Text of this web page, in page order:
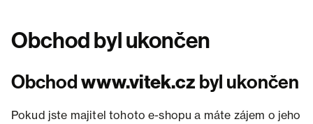
Obchod byl ukončen
Obchodwww.vitek.cz byl ukončen
Pokud jste majitel tohoto e-shopu a máte zájem o jeho